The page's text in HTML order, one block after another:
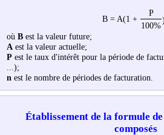
B = A(1 +
P
)
100%
où Best la valeur future;
Aest la valeur actuelle;
P est le taux d'intérêt pour la période de
...);
nest le nombre de périodes de facturation.
Établissement de la formule
composés